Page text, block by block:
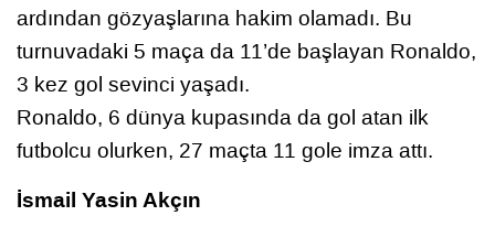
ardından gözyaşlarına hakim olamadı. Bu
turnuvadaki 5 maça da 11’de başlayan Ronaldo,
3 kez gol sevinci yaşadı.
Ronaldo, 6 dünya kupasında da gol atan ilk
futbolcu olurken, 27 maçta 11 gole imza attı.
İsmail Yasin Akçın